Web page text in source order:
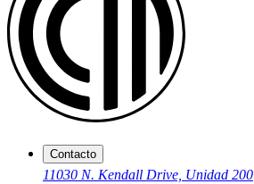
Contacto
11030 N. Kendall Drive, Unidad 200